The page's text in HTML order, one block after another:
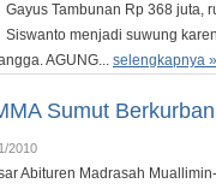
Gayus Tambunan Rp 368 juta,
Siswanto menjadi suwung
AGUNG... selengkapnya »
Sumut
2010
Abituren Madrasah